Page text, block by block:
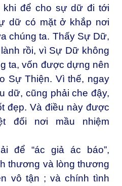
khi để cho sự dữ đi tới
dữ có mặt ở khắp nơi
chúng ta. Thấy Sự Dữ,
rồi, vì Sự Dữ không
ta, vốn được dựng nên
Sự Thiện. Vì thế, ngay
dữ, cũng phải che đậy,
đẹp. Và điều này được
đối nơi mầu nhiệm
để “ác giả ác báo”,
thương và lòng thương
vô tận ; và chính tình